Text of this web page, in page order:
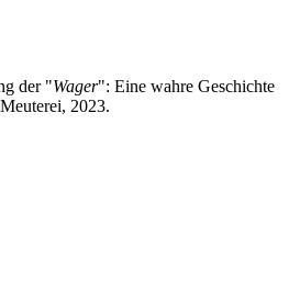
der "Wager": Eine wahre Geschichte
2023.